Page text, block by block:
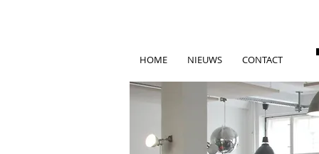
HOME NIEUWS CONTACT